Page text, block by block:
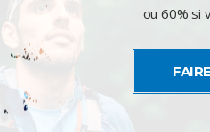
ou 60% si